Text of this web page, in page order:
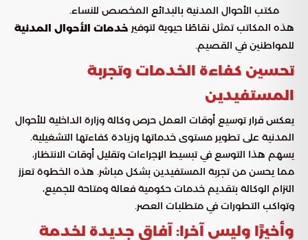
مكتب الأحوال المدنية بالبدائع المخصص للنساء.
هذه المكاتب تمثل نقاطًا حيوية لتوفير خدمات الأحوال المدنية
للمواطنين في القصيم.
تحسين كفاءة الخدمات وتجربة
المستفيدين
يعكس قرار توسيع أوقات العمل حرص وكالة وزارة الداخلية للأحوال
المدنية على تطوير مستوى خدماتها وزيادة كفاءتها التشغيلية.
يسهم هذا التوسع في تبسيط الإجراءات وتقليل أوقات الانتظار،
مما يحسن من تجربة المستفيدين بشكل مباشر. هذه الخطوة تعزز
التزام الوكالة بتقديم خدمات حكومية فعالة ومتاحة للجميع،
وتواكب التطورات في متطلبات العصر.
وأخيرًا وليس آخرا: آفاق جديدة لخدمة